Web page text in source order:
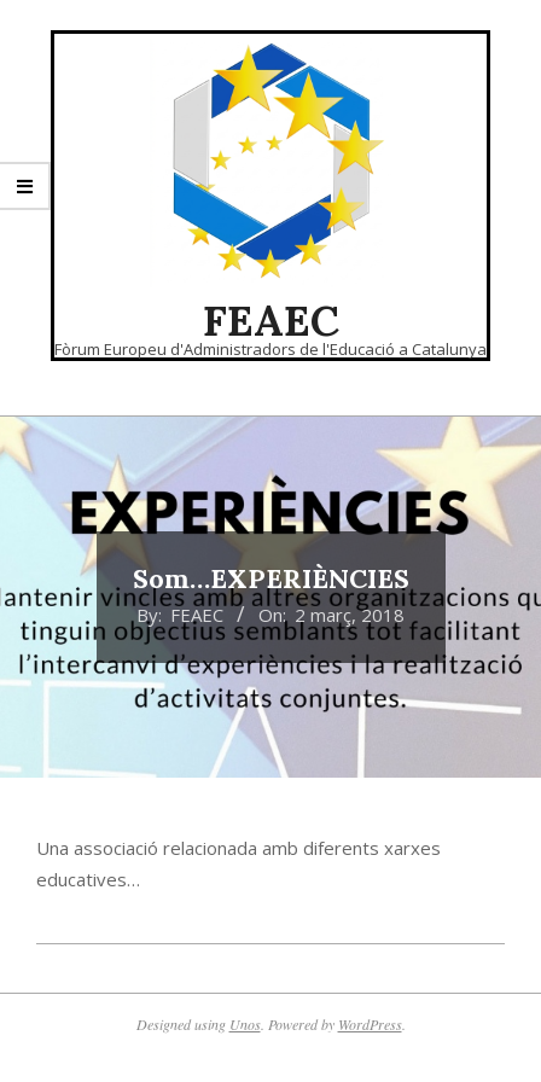
FEAEC
Fòrum Europeu d'Administradors de l'Educació a Catalunya
Primary
Navigation
Menu
Som…EXPERIÈNCIES
By: FEAEC On: 2 març, 2018
Una associació relacionada amb diferents xarxes
educatives…
03-
Designed using Unos. Powered by WordPress.